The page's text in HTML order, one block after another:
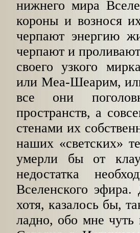
нижнего мира
короны и вознося
черпают энергию
черпают и
своего узкого
или Меа-Шеарим,
все они
пространств, а
стенами их
наших «светских»
умерли бы от
недостатка
Вселенского
хотя, казалось бы,
ладно, обо мне